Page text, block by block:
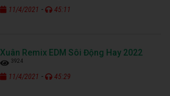
11/4/2021 - 45:11
Xuân Remix EDM Sôi Động Hay 2022
3924
11/4/2021 - 45:29